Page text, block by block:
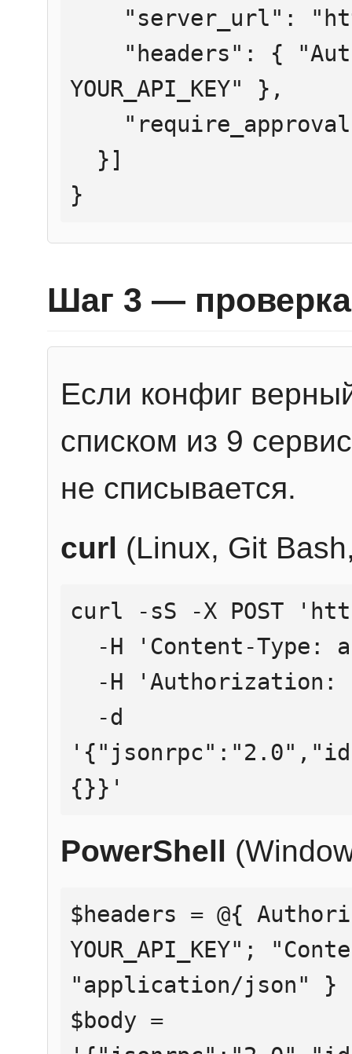
YOUR_API_KEY" },
}
Шаг 3 — проверка
Если конфиг
списком из 9
не списывается.
curl (Linux, Git
curl -sS -X POST
{}}'
PowerShell
$headers = @{
YOUR_API_KEY";
"application/json" }
$body =